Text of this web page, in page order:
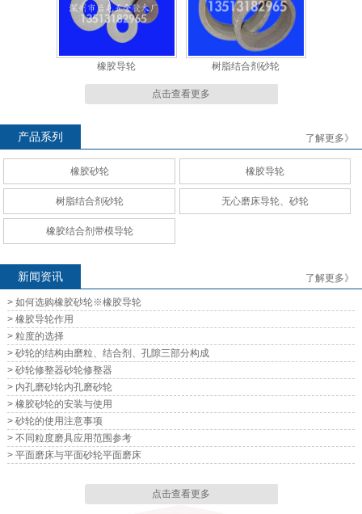
橡胶导轮 树脂结合剂砂轮
无心磨床导轮、砂轮 无心磨床导轮、砂轮
无心磨床导轮、砂轮 无心磨床导轮、砂轮
无心磨床导轮、砂轮 无心磨床导轮、砂轮
点击查看更多
产品系列 了解更多》
橡胶砂轮 橡胶导轮
树脂结合剂砂轮 无心磨床导轮、砂轮
橡胶结合剂带模导轮
新闻资讯 了解更多》
> 如何选购橡胶砂轮※橡胶导轮
> 橡胶导轮作用
> 粒度的选择
> 砂轮的结构由磨粒、结合剂、孔隙三部分构成
> 砂轮修整器砂轮修整器
> 内孔磨砂轮内孔磨砂轮
> 橡胶砂轮的安装与使用
> 砂轮的使用注意事项
> 不同粒度磨具应用范围参考
> 平面磨床与平面砂轮平面磨床
点击查看更多